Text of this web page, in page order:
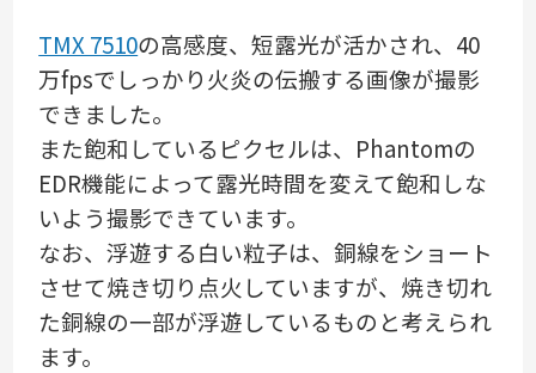
TMX 7510の高感度、短露光が活かされ、40
万fpsでしっかり火炎の伝搬する画像が撮影
できました。
また飽和しているピクセルは、Phantomの
EDR機能によって露光時間を変えて飽和しな
いよう撮影できています。
なお、浮遊する白い粒子は、銅線をショート
させて焼き切り点火していますが、焼き切れ
た銅線の一部が浮遊しているものと考えられ
ます。